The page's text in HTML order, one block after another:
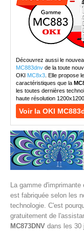
Découvrez aussi le
MC883dnvde la toute
OKI MC8x3. Elle propose
caractéristiques que la
les toutes dernières
haute résolution 1200x1200
Voir la OKI
La gamme
est fabriquée selon les
technologie. C'est
gratuitement de
MC873DNVdans les 30